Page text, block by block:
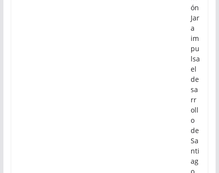
ón
Jar
a
im
pu
lsa
el
de
sa
rr
oll
o
de
Sa
nti
ag